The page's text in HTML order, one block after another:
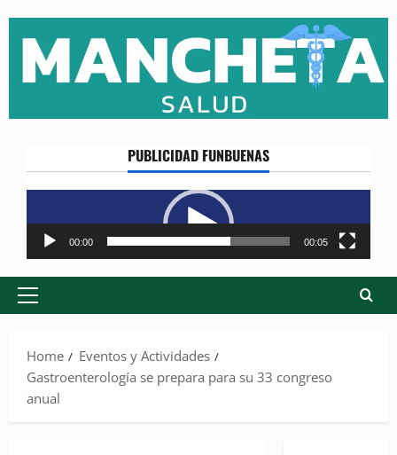
content
PUBLICIDAD FUNBUENAS
Reproductor
de
vídeo
00:00 00:05
Primary
Home
Eventos y Actividades
Gastroenterología se prepara para su 33 congreso
anual